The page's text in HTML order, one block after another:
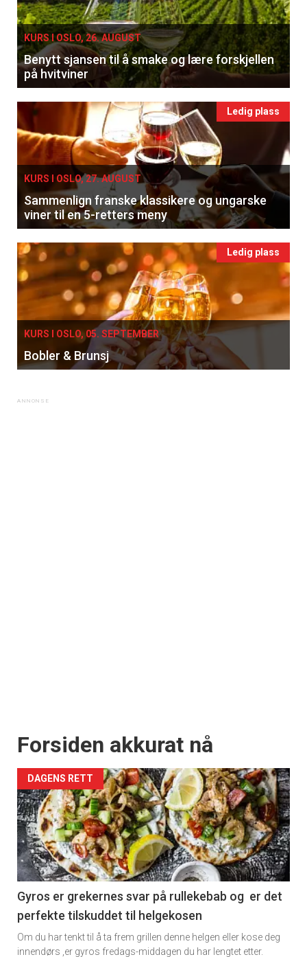
KURS I OSLO, 26. AUGUST
Benytt sjansen til å smake og lære forskjellen
på hvitviner
Ledig plass
KURS I OSLO, 27. AUGUST
Sammenlign franske klassikere og ungarske
viner til en 5-retters meny
Ledig plass
KURS I OSLO, 05. SEPTEMBER
Bobler & Brunsj
Forsiden akkurat nå
DAGENS RETT
Gyros er grekernes svar på rullekebab og er det
perfekte tilskuddet til helgekosen
Om du har tenkt til å ta frem grillen denne helgen eller kose deg
innendørs ,er gyros fredags-middagen du har lengtet etter.